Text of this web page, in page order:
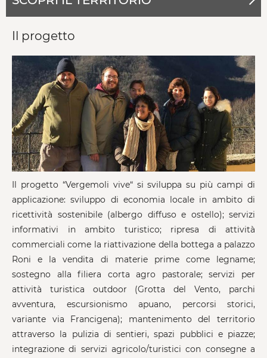
Il progetto
Il progetto “Vergemoli vive“ si sviluppa su più campi di
applicazione: sviluppo di economia locale in ambito di
ricettività sostenibile (albergo diffuso e ostello); servizi
informativi in ambito turistico; ripresa di attività
commerciali come la riattivazione della bottega a palazzo
Roni e la vendita di materie prime come legname;
sostegno alla filiera corta agro pastorale; servizi per
attività turistica outdoor (Grotta del Vento, parchi
avventura, escursionismo apuano, percorsi storici,
variante via Francigena); mantenimento del territorio
attraverso la pulizia di sentieri, spazi pubblici e piazze;
integrazione di servizi agricolo/turistici con consegne a